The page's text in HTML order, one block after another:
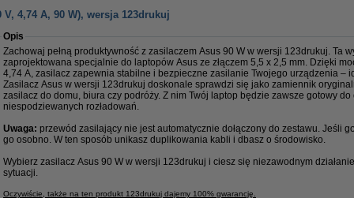
4,74 A, 90 W), wersja 123drukuj
Opis
Zachowaj pełną produktywność z zasilaczem Asus 90 W w wersji 123drukuj. Ta
zaprojektowana specjalnie do laptopów Asus ze złączem 5,5 x 2,5 mm. Dzięki
4,74 A, zasilacz zapewnia stabilne i bezpieczne zasilanie Twojego urządzenia –
Zasilacz Asus w wersji 123drukuj doskonale sprawdzi się jako zamiennik
zasilacz do domu, biura czy podróży. Z nim Twój laptop będzie zawsze gotowy do
niespodziewanych rozładowań.
Uwaga: przewód zasilający nie jest automatycznie dołączony do zestawu. Jeśli
go osobno. W ten sposób unikasz duplikowania kabli i dbasz o środowisko.
Wybierz zasilacz Asus 90 W w wersji 123drukuj i ciesz się niezawodnym
sytuacji.
Oczywiście, także na ten produkt 123drukuj dajemy 100% gwarancję.